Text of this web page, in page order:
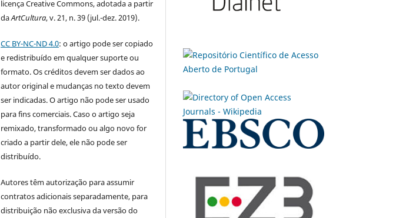
licença Creative Commons, adotada a partir
daArtCultura, v. 21, n. 39 (jul.-dez. 2019).
CC BY-NC-ND 4.0: o artigo pode ser copiado
e redistribuído em qualquer suporte ou
formato. Os créditos devem ser dados ao
autor original e mudanças no texto devem
ser indicadas. O artigo não pode ser usado
para fins comerciais. Caso o artigo seja
remixado, transformado ou algo novo for
criado a partir dele, ele não pode ser
distribuído.
Autores têm autorização para assumir
contratos adicionais separadamente, para
distribuição não exclusiva da versão do